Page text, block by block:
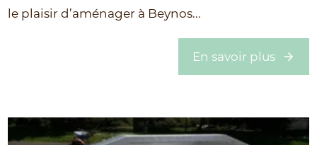
le plaisir d’aménager à Beynos...
En savoir plus